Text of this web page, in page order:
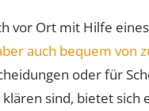
vor Ort mit Hilfe
auch bequem von
oder für
sind, bietet sich